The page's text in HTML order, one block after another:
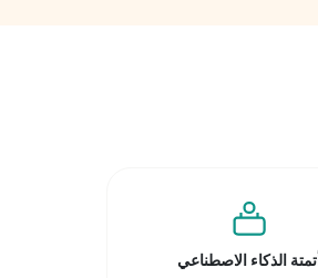
أتمتة الذكاء الاصطناعي